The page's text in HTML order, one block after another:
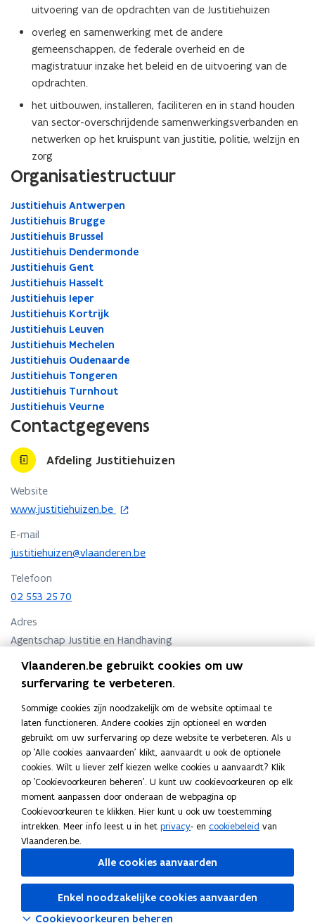
uitvoering van de opdrachten van de Justitiehuizen
overleg en samenwerking met de andere
gemeenschappen, de federale overheid en de
magistratuur inzake het beleid en de uitvoering van de
opdrachten.
het uitbouwen, installeren, faciliteren en in stand houden
van sector-overschrijdende samenwerkingsverbanden en
netwerken op het kruispunt van justitie, politie, welzijn en
zorg
Organisatiestructuur
Justitiehuis Antwerpen
Justitiehuis Brugge
Justitiehuis Brussel
Justitiehuis Dendermonde
Justitiehuis Gent
Justitiehuis Hasselt
Justitiehuis Ieper
Justitiehuis Kortrijk
Justitiehuis Leuven
Justitiehuis Mechelen
Justitiehuis Oudenaarde
Justitiehuis Tongeren
Justitiehuis Turnhout
Justitiehuis Veurne
Contactgegevens
Afdeling Justitiehuizen
Website
www.justitiehuizen.be
o
e
n
n
i
e
E-mail
justitiehuizen@vlaanderen.be
Telefoon
02 553 25 70
Adres
Agentschap Justitie en Handhaving
Marie-Elisabeth Belpairegebouw
Simon Bolivarlaan 17, 1000 Brussel, België
Routeplanner
Postadres
Agentschap Justitie en Handhaving
Afdeling Justitiehuizen
Koning Albert II laan 15 bus 338, 1210 Brussel, België
Contactpersonen
Afdelingshoofd
Dominicus Hans
Vlaanderen.be gebruikt cookies om uw
surfervaring te verbeteren.
Sommige cookies zijn noodzakelijk om de website optimaal te
laten functioneren. Andere cookies zijn optioneel en worden
gebruikt om uw surfervaring op deze website te verbeteren. Als u
op 'Alle cookies aanvaarden' klikt, aanvaardt u ook de optionele
cookies. Wilt u liever zelf kiezen welke cookies u aanvaardt? Klik
op 'Cookievoorkeuren beheren'. U kunt uw cookievoorkeuren op elk
moment aanpassen door onderaan de webpagina op
Cookievoorkeuren te klikken. Hier kunt u ook uw toestemming
intrekken. Meer info leest u in het privacy- en cookiebeleid van
Vlaanderen.be.
Alle cookies aanvaarden
Enkel noodzakelijke cookies aanvaarden
Cookievoorkeuren beheren